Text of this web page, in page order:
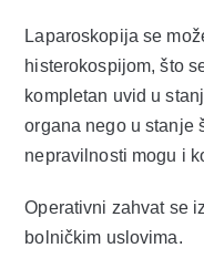
Laparoskopija se
histerokospijom, što
kompletan uvid u
organa nego u stanje
nepravilnosti mogu i
Operativni zahvat se
bolničkim uslovima.